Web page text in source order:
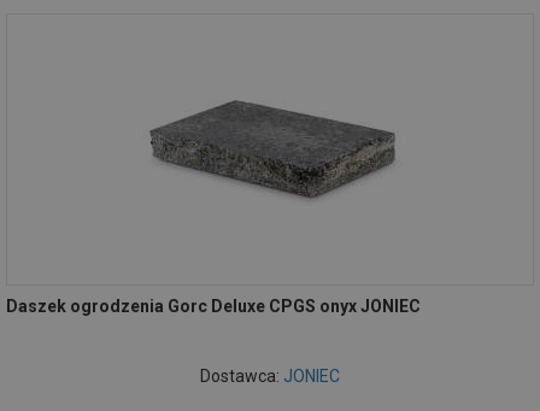
Daszek ogrodzenia Gorc Deluxe CPGS onyx JONIEC
Dostawca: JONIEC